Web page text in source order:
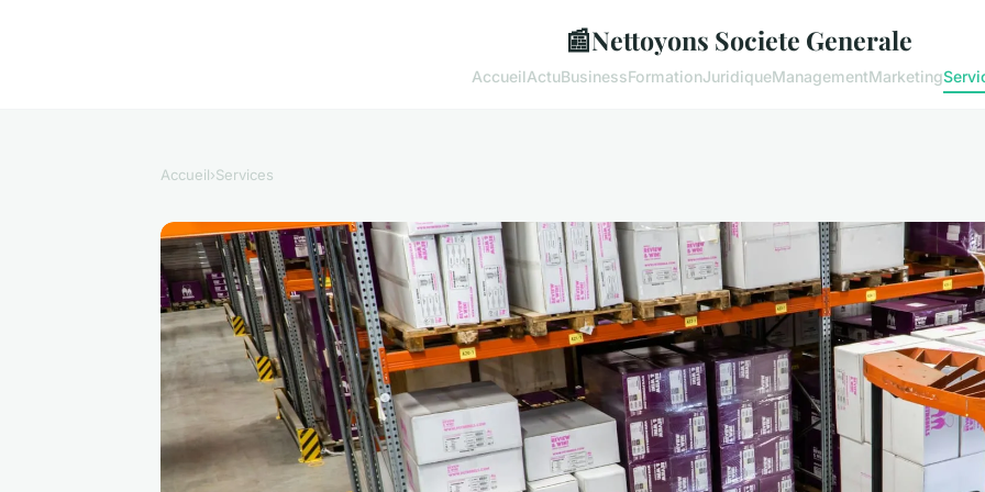
📰Nettoyons Societe Generale
AccueilActuBusinessFormationJuridiqueManagementMarketing
Accueil›Services